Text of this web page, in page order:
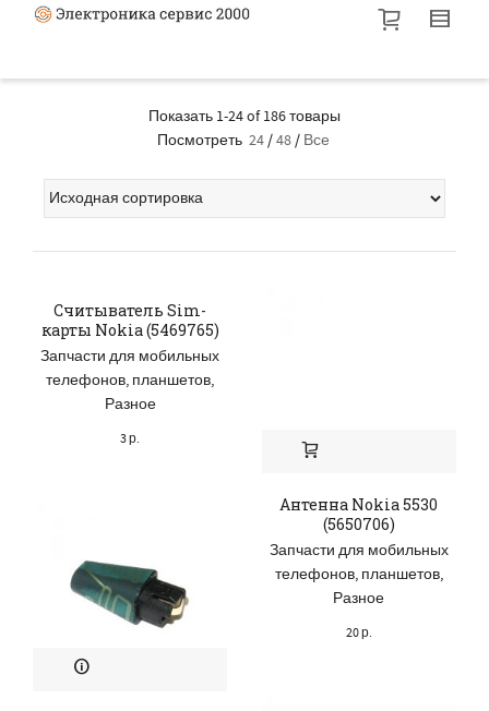
Показать 1-24 of 186 товары
Посмотреть 24/48/ Все
Cчитыватель Sim-
карты Nokia (5469765)
Запчасти для мобильных
телефонов, планшетов,
Разное
3р.
Антенна Nokia 5530
(5650706)
Запчасти для мобильных
телефонов, планшетов,
Разное
20р.